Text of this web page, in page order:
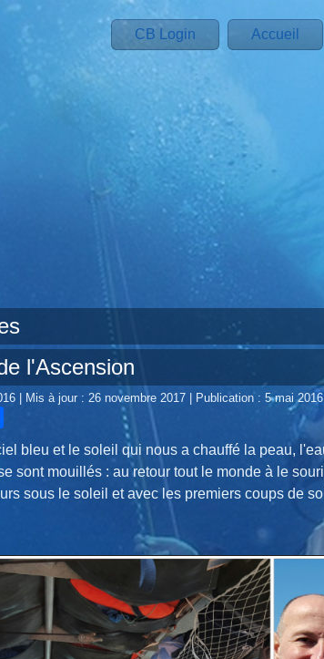
CB Login Accueil
l'Ascension
Mis à jour : 26 novembre 2017 Publication : 5 mai 2016
bleu et le soleil qui nous a chauffé la peau,
sont mouillés : au retour tout le monde à le
sous le soleil et avec les premiers coups de